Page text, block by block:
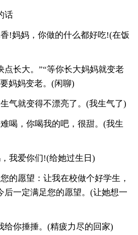
话
!妈妈，你做的什么都好吃!(在饭
点长大。”“等你长大妈妈就变老
妈妈变老。(闲聊)
气就变得不漂亮了。(我生气了)
喝，你喝我的吧，很甜。(我生
我爱你们!(给她过生日)
的愿望：让我在校做个好学生，
后一定满足您的愿望。(让她想一
给你捶捶。(精疲力尽的回家)